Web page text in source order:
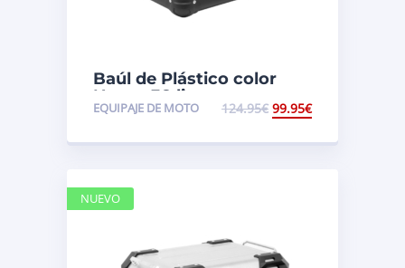
Baúl de Plástico color
Negro 38 litros
EQUIPAJE DE MOTO 124.95€ 99.95€
NUEVO